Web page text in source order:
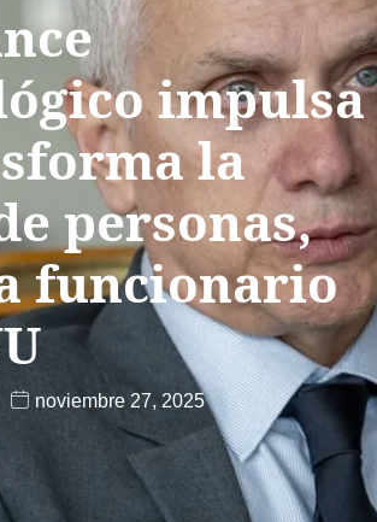
impulsa
la
personas,
funcionario
noviembre 27, 2025